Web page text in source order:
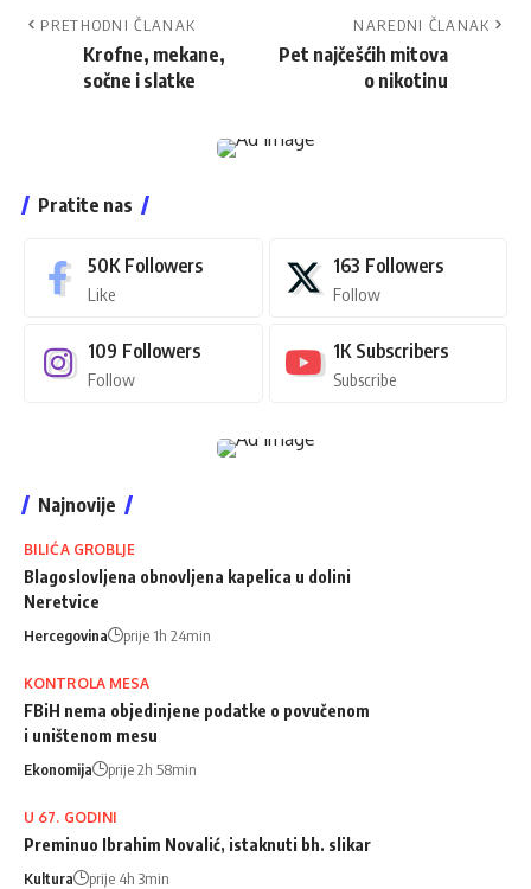
PRETHODNI ČLANAK
Krofne, mekane,
sočne i slatke
NAREDNI ČLANAK
Pet najčešćih mitova
o nikotinu
Pratite nas
50K Followers
Like
163 Followers
Follow
109 Followers
Follow
1K Subscribers
Subscribe
Najnovije
BILIĆA GROBLJE
Blagoslovljena obnovljena kapelica u dolini
Neretvice
Hercegovina prije 1h 24min
KONTROLA MESA
FBiH nema objedinjene podatke o povučenom
i uništenom mesu
Ekonomija prije 2h 58min
U 67. GODINI
Preminuo Ibrahim Novalić, istaknuti bh. slikar
Kultura prije 4h 3min